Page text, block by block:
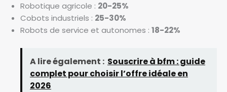
Robotique agricole : 20-25%
Cobots industriels : 25-30%
Robots de service et autonomes : 18-22%
A lire également : Souscrire à bfm : guide
complet pour choisir l’offre idéale en
2026